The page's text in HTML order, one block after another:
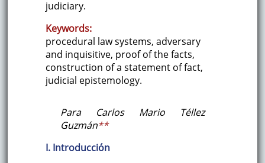
judiciary.
Keywords:
procedural law systems, adversary
and inquisitive, proof of the facts,
construction of a statement of fact,
judicial epistemology.
Para Carlos Mario Téllez
Guzmán**
I. Introducción